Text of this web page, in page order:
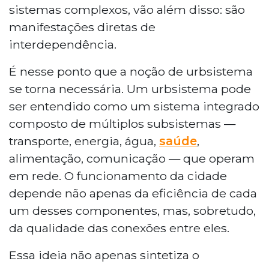
sistemas complexos, vão além disso: são
manifestações diretas de
interdependência.
É nesse ponto que a noção de urbsistema
se torna necessária. Um urbsistema pode
ser entendido como um sistema integrado
composto de múltiplos subsistemas —
transporte, energia, água, saúde,
alimentação, comunicação — que operam
em rede. O funcionamento da cidade
depende não apenas da eficiência de cada
um desses componentes, mas, sobretudo,
da qualidade das conexões entre eles.
Essa ideia não apenas sintetiza o